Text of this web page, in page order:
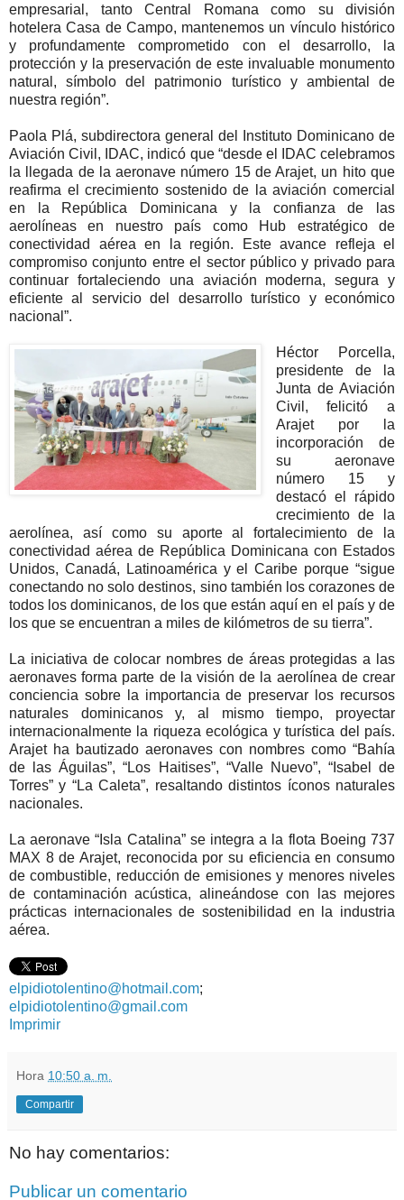
empresarial, tanto Central Romana como su división
hotelera Casa de Campo, mantenemos un vínculo histórico
y profundamente comprometido con el desarrollo, la
protección y la preservación de este invaluable monumento
natural, símbolo del patrimonio turístico y ambiental de
nuestra región”.
Paola Plá, subdirectora general del Instituto Dominicano de
Aviación Civil, IDAC, indicó que “desde el IDAC celebramos
la llegada de la aeronave número 15 de Arajet, un hito que
reafirma el crecimiento sostenido de la aviación comercial
en la República Dominicana y la confianza de las
aerolíneas en nuestro país como Hub estratégico de
conectividad aérea en la región. Este avance refleja el
compromiso conjunto entre el sector público y privado para
continuar fortaleciendo una aviación moderna, segura y
eficiente al servicio del desarrollo turístico y económico
nacional”.
Héctor Porcella,
presidente de la
Junta de Aviación
Civil, felicitó a
Arajet por la
incorporación de
su aeronave
número 15 y
destacó el rápido
crecimiento de la
aerolínea, así como su aporte al fortalecimiento de la
conectividad aérea de República Dominicana con Estados
Unidos, Canadá, Latinoamérica y el Caribe porque “sigue
conectando no solo destinos, sino también los corazones de
todos los dominicanos, de los que están aquí en el país y de
los que se encuentran a miles de kilómetros de su tierra”.
La iniciativa de colocar nombres de áreas protegidas a las
aeronaves forma parte de la visión de la aerolínea de crear
conciencia sobre la importancia de preservar los recursos
naturales dominicanos y, al mismo tiempo, proyectar
internacionalmente la riqueza ecológica y turística del país.
Arajet ha bautizado aeronaves con nombres como “Bahía
de las Águilas”, “Los Haitises”, “Valle Nuevo”, “Isabel de
Torres” y “La Caleta”, resaltando distintos íconos naturales
nacionales.
La aeronave “Isla Catalina” se integra a la flota Boeing 737
MAX 8 de Arajet, reconocida por su eficiencia en consumo
de combustible, reducción de emisiones y menores niveles
de contaminación acústica, alineándose con las mejores
prácticas internacionales de sostenibilidad en la industria
aérea.
elpidiotolentino@hotmail.com;
elpidiotolentino@gmail.com
Imprimir
Hora 10:50 a. m.
Compartir
No hay comentarios:
Publicar un comentario